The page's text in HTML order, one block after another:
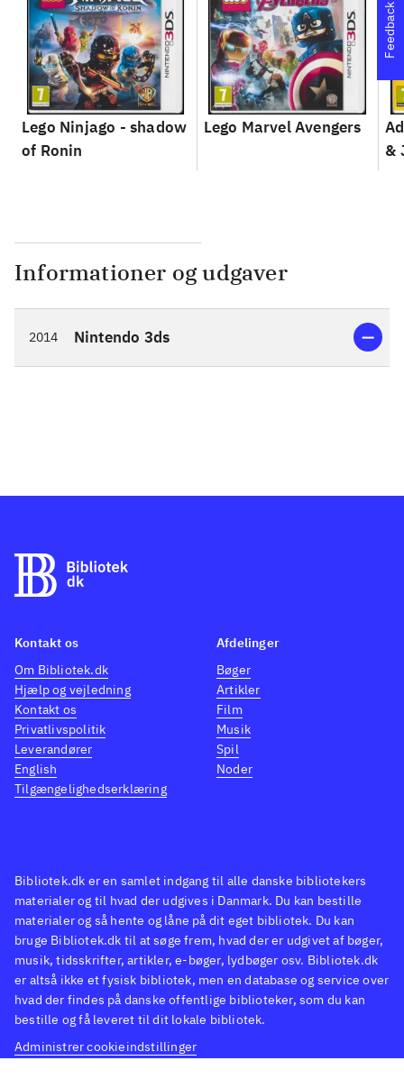
Lego Ninjago - shadow
of Ronin
Lego Marvel Avengers
&
Informationer og udgaver
2014 Nintendo 3ds
Feedback
Bibliotek.dk er en samlet indgang til alle danske bibliotekers
materialer og til hvad der udgives i Danmark. Du kan bestille
materialer og så hente og låne på dit eget bibliotek. Du kan
bruge Bibliotek.dk til at søge frem, hvad der er udgivet af bøger,
musik, tidsskrifter, artikler, e-bøger, lydbøger osv. Bibliotek.dk
er altså ikke et fysisk bibliotek, men en database og service over
hvad der findes på danske offentlige biblioteker, som du kan
bestille og få leveret til dit lokale bibliotek.
Administrer cookieindstillinger
Kontakt os
Om Bibliotek.dk
Hjælp og vejledning
Kontakt os
Privatlivspolitik
Leverandører
English
Tilgængelighedserklæring
Afdelinger
Bøger
Artikler
Film
Musik
Spil
Noder